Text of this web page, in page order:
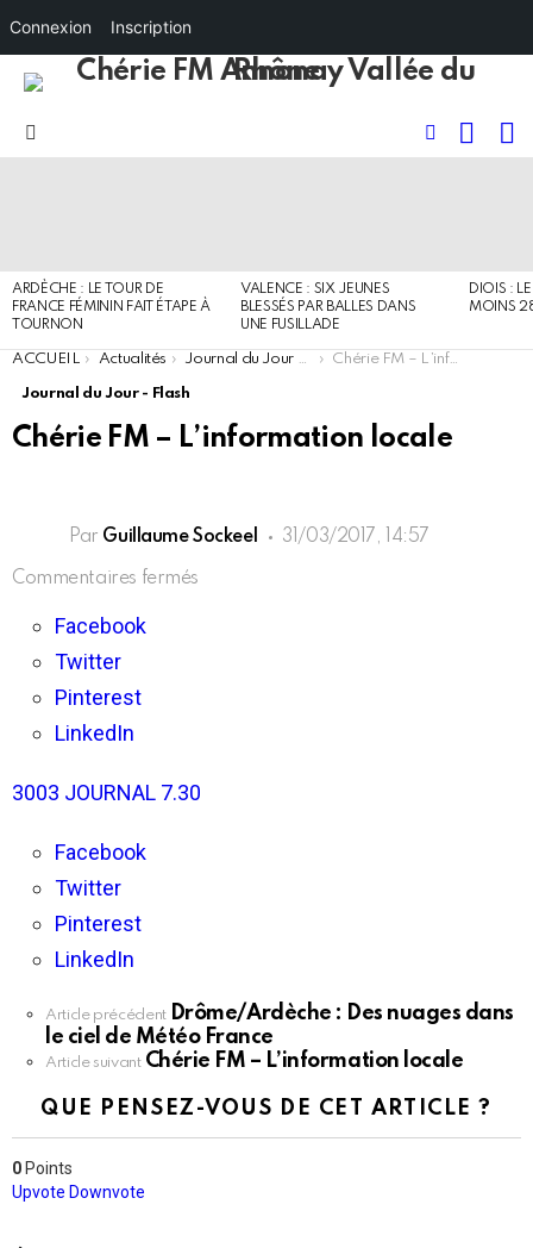
FOLLOW
ARDÈCHE : LE TOUR DE
FRANCE FÉMININ FAIT ÉTAPE À
TOURNON
VALENCE : SIX JEUNES
BLESSÉS PAR BALLES DANS
UNE FUSILLADE
DIOIS :
MOINS
You are here:
ACCUEIL Actualités Journal du Jour - Flash Chérie FM – L’information locale
Journal du Jour - Flash
Chérie FM – L’information locale
Par Guillaume Sockeel 31/03/2017, 14:57
Commentaires fermés
Facebook
Twitter
Pinterest
LinkedIn
3003 JOURNAL 7.30
Facebook
Twitter
Pinterest
LinkedIn
En
plus
Article précédent Drôme/Ardèche : Des nuages dans
le ciel de Météo France
Article suivant Chérie FM – L’information locale
QUE PENSEZ-VOUS DE CET ARTICLE ?
0 Points
Upvote Downvote
Connexion Inscription